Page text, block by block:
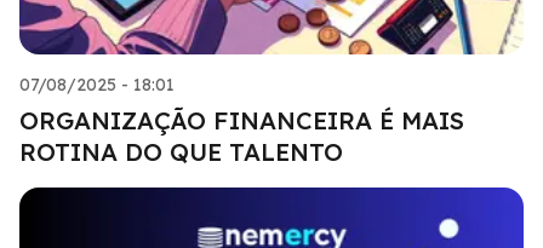
07/08/2025 - 18:01
ORGANIZAÇÃO FINANCEIRA É MAIS
ROTINA DO QUE TALENTO